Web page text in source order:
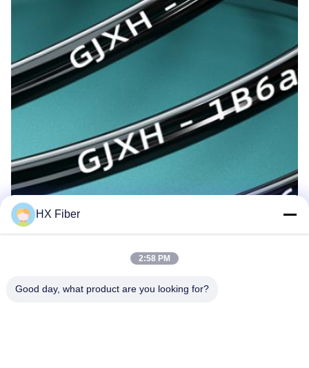
HX Fiber
2:58 PM
Good day, what product are you looking for?